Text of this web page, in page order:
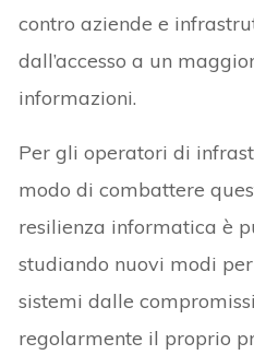
contro aziende e
dall’accesso a un
informazioni.
Per gli operatori di
modo di combattere
resilienza informatica è
studiando nuovi modi
sistemi dalle
regolarmente il proprio